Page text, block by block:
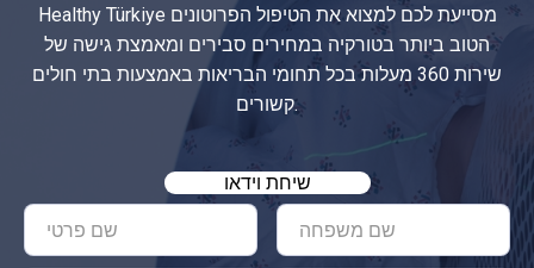
Healthy Türkiye מסייעת לכם למצוא את הטיפול הפרוטונים
הטוב ביותר בטורקיה במחירים סבירים ומאמצת גישה של
שירות 360 מעלות בכל תחומי הבריאות באמצעות בתי חולים
קשורים.
שיחת וידאו